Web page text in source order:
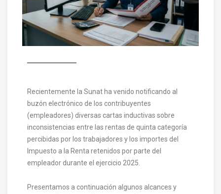
Recientemente la Sunat ha venido notificando al
buzón electrónico de los contribuyentes
(empleadores) diversas cartas inductivas sobre
inconsistencias entre las rentas de quinta categoría
percibidas por los trabajadores y los importes del
Impuesto a la Renta retenidos por parte del
empleador durante el ejercicio 2025.
Presentamos a continuación algunos alcances y